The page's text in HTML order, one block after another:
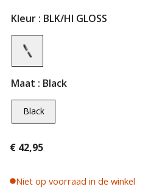
Kleur : BLK/HI GLOSS
Maat : Black
Black
€ 42,95
Niet op voorraad in de winkel